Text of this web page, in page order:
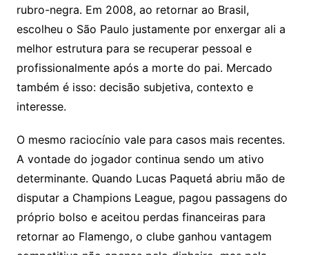
rubro-negra. Em 2008, ao retornar ao Brasil,
escolheu o São Paulo justamente por enxergar ali a
melhor estrutura para se recuperar pessoal e
profissionalmente após a morte do pai. Mercado
também é isso: decisão subjetiva, contexto e
interesse.
O mesmo raciocínio vale para casos mais recentes.
A vontade do jogador continua sendo um ativo
determinante. Quando Lucas Paquetá abriu mão de
disputar a Champions League, pagou passagens do
próprio bolso e aceitou perdas financeiras para
retornar ao Flamengo, o clube ganhou vantagem